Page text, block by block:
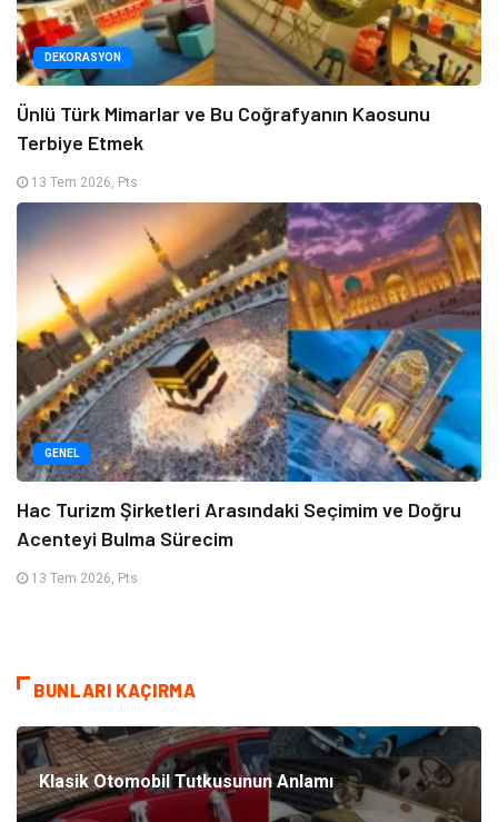
DEKORASYON
Ünlü Türk Mimarlar ve Bu Coğrafyanın Kaosunu
Terbiye Etmek
13 Tem 2026, Pts
GENEL
Hac Turizm Şirketleri Arasındaki Seçimim ve Doğru
Acenteyi Bulma Sürecim
13 Tem 2026, Pts
BUNLARI KAÇIRMA
Klasik Otomobil Tutkusunun Anlamı